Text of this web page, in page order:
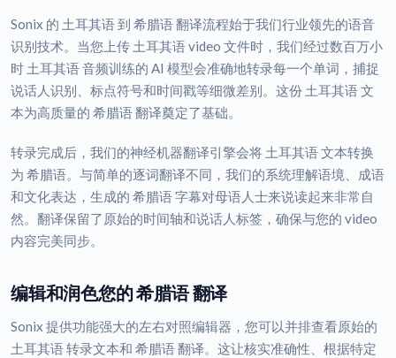
Sonix 的 土耳其语 到 希腊语 翻译流程始于我们行业领先的语音
识别技术。当您上传 土耳其语 video 文件时，我们经过数百万小
时 土耳其语 音频训练的 AI 模型会准确地转录每一个单词，捕捉
说话人识别、标点符号和时间戳等细微差别。这份 土耳其语 文
本为高质量的 希腊语 翻译奠定了基础。
转录完成后，我们的神经机器翻译引擎会将 土耳其语 文本转换
为 希腊语。与简单的逐词翻译不同，我们的系统理解语境、成语
和文化表达，生成的 希腊语 字幕对母语人士来说读起来非常自
然。翻译保留了原始的时间轴和说话人标签，确保与您的 video
内容完美同步。
编辑和润色您的 希腊语 翻译
Sonix 提供功能强大的左右对照编辑器，您可以并排查看原始的
土耳其语 转录文本和 希腊语 翻译。这让核实准确性、根据特定